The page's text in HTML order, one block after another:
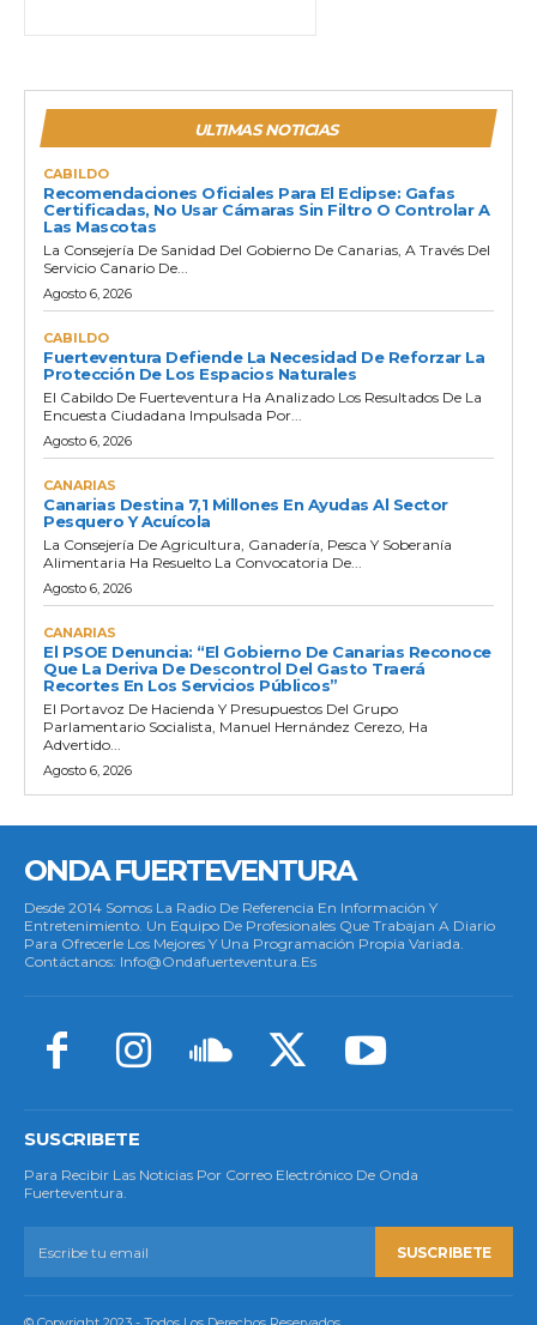
ULTIMAS NOTICIAS
CABILDO
Recomendaciones Oficiales Para El Eclipse: Gafas
Certificadas, No Usar Cámaras Sin Filtro O Controlar A
Las Mascotas
La Consejería De Sanidad Del Gobierno De Canarias, A Través Del
Servicio Canario De...
Agosto 6, 2026
CABILDO
Fuerteventura Defiende La Necesidad De Reforzar La
Protección De Los Espacios Naturales
El Cabildo De Fuerteventura Ha Analizado Los Resultados De La
Encuesta Ciudadana Impulsada Por...
Agosto 6, 2026
CANARIAS
Canarias Destina 7,1 Millones En Ayudas Al Sector
Pesquero Y Acuícola
La Consejería De Agricultura, Ganadería, Pesca Y Soberanía
Alimentaria Ha Resuelto La Convocatoria De...
Agosto 6, 2026
CANARIAS
El PSOE Denuncia: “El Gobierno De Canarias Reconoce
Que La Deriva De Descontrol Del Gasto Traerá
Recortes En Los Servicios Públicos”
El Portavoz De Hacienda Y Presupuestos Del Grupo
Parlamentario Socialista, Manuel Hernández Cerezo, Ha
Advertido...
Agosto 6, 2026
ONDA FUERTEVENTURA
Desde 2014 Somos La Radio De Referencia En Información Y
Entretenimiento. Un Equipo De Profesionales Que Trabajan A Diario
Para Ofrecerle Los Mejores Y Una Programación Propia Variada.
Contáctanos: Info@ondafuerteventura.es
SUSCRIBETE
Para Recibir Las Noticias Por Correo Electrónico De Onda
Fuerteventura.
SUSCRIBETE